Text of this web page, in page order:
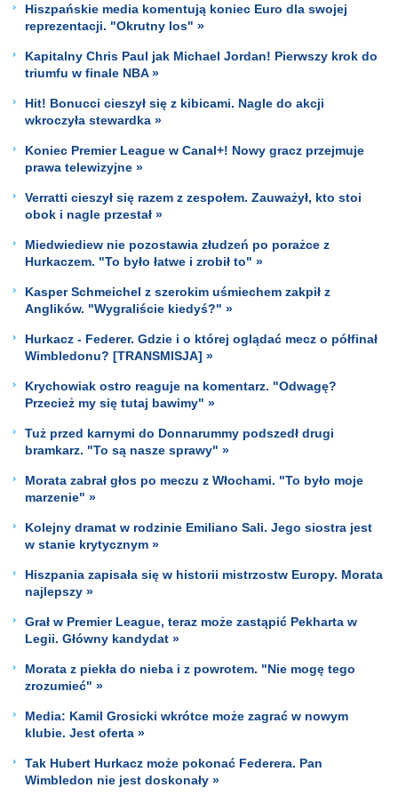
Hiszpańskie media komentują koniec Euro dla swojej
reprezentacji. "Okrutny los" »
Kapitalny Chris Paul jak Michael Jordan! Pierwszy krok do
triumfu w finale NBA »
Hit! Bonucci cieszył się z kibicami. Nagle do akcji
wkroczyła stewardka »
Koniec Premier League w Canal+! Nowy gracz przejmuje
prawa telewizyjne »
Verratti cieszył się razem z zespołem. Zauważył, kto stoi
obok i nagle przestał »
Miedwiediew nie pozostawia złudzeń po porażce z
Hurkaczem. "To było łatwe i zrobił to" »
Kasper Schmeichel z szerokim uśmiechem zakpił z
Anglików. "Wygraliście kiedyś?" »
Hurkacz - Federer. Gdzie i o której oglądać mecz o półfinał
Wimbledonu? [TRANSMISJA] »
Krychowiak ostro reaguje na komentarz. "Odwagę?
Przecież my się tutaj bawimy" »
Tuż przed karnymi do Donnarummy podszedł drugi
bramkarz. "To są nasze sprawy" »
Morata zabrał głos po meczu z Włochami. "To było moje
marzenie" »
Kolejny dramat w rodzinie Emiliano Sali. Jego siostra jest
w stanie krytycznym »
Hiszpania zapisała się w historii mistrzostw Europy. Morata
najlepszy »
Grał w Premier League, teraz może zastąpić Pekharta w
Legii. Główny kandydat »
Morata z piekła do nieba i z powrotem. "Nie mogę tego
zrozumieć" »
Media: Kamil Grosicki wkrótce może zagrać w nowym
klubie. Jest oferta »
Tak Hubert Hurkacz może pokonać Federera. Pan
Wimbledon nie jest doskonały »